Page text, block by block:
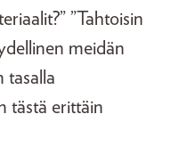
”Tahtoisin
meidän
tasalla
tästä erittäin